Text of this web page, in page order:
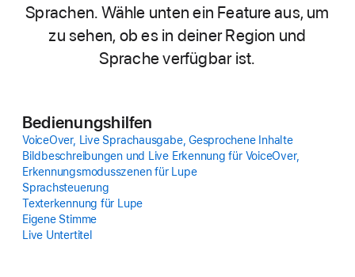
Sprachen. Wähle unten ein Feature aus, um
zu sehen, ob es in deiner Region und
Sprache ver­füg­bar ist.
Bedienungs­hilfen
VoiceOver, Live Sprach­ausgabe, Gesprochene Inhalte
Bild­be­schrei­bungen und Live Erkennung für VoiceOver,
Erkennungs­modus­szenen für Lupe
Sprach­steuerung
Text­erkennung für Lupe
Eigene Stimme
Live Unter­titel